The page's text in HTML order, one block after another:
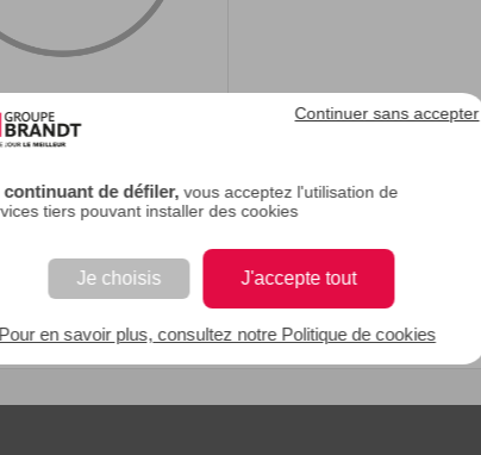
continuant de défiler, vous acceptez l'utilisation de
tiers pouvant installer des cookies
Je choisis J'accepte tout
Continuer sans accepter
Pour en savoir plus, consultez notre Politique de cookies